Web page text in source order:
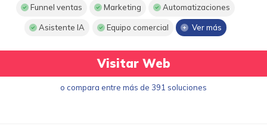
Funnel ventas Marketing Automatizaciones
Asistente IA Equipo comercial Ver más
Visitar Web
o compara entre más de 391 soluciones